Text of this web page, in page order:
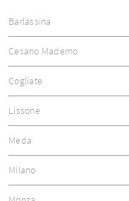
Barlassina
Cesano Maderno
Cogliate
Lissone
Meda
Milano